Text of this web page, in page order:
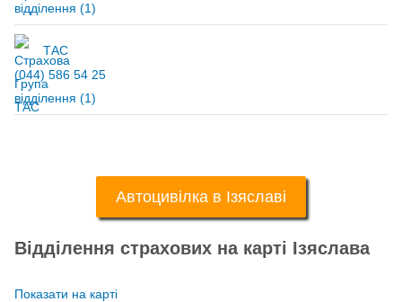
відділення (1)
ТАС
(044) 586 54 25
відділення (1)
Автоцивілка в Ізяславі
Відділення страхових на карті Ізяслава
Показати на карті